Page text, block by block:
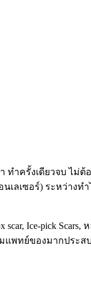
า ทำครั้งเดียวจบ ไ
ซอร์) ระหว่างทำไ
Ice-pick
แพทย์ของมากประ